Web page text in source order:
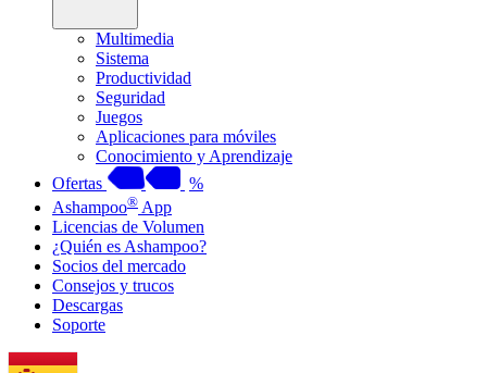
Multimedia
Sistema
Productividad
Seguridad
Juegos
Aplicaciones para móviles
Conocimiento y Aprendizaje
Ofertas
%
Ashampoo® App
Licencias de Volumen
¿Quién es Ashampoo?
Socios del mercado
Consejos y trucos
Descargas
Soporte